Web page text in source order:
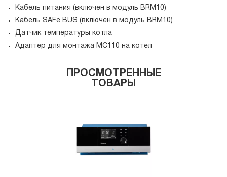
Кабель питания (включен в модуль BRM10)
Кабель SAFe BUS (включен в модуль BRM10)
Датчик температуры котла
Адаптер для монтажа MC110 на котел
ПРОСМОТРЕННЫЕ
ТОВАРЫ